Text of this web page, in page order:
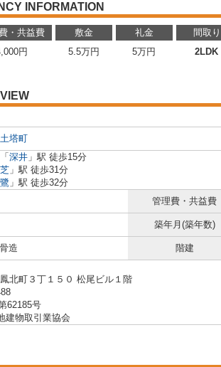
INFORMATION
・共益費 敷金 礼金 間取り
円 5.5万円 5万円 2LDK
土塔町
「 深井 」駅 徒歩15分
」駅 徒歩31分
」駅 徒歩32分
管理費・共益費
築年月(築年数)
造 階建
北町３丁１５０ 松尾ビル１階
62185号
建物取引業協会